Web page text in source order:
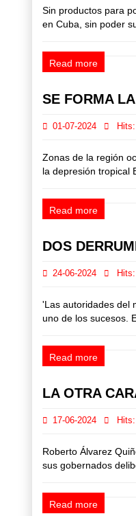
Sin productos para
en Cuba, sin poder
Read more
SE FORMA
01-07-2024 Hits:
Zonas de la región
la depresión tropical
Read more
DOS
24-06-2024 Hits:
'Las autoridades del
uno de los sucesos.
Read more
LA OTRA
17-06-2024 Hits:
Roberto Álvarez
sus gobernados
Read more